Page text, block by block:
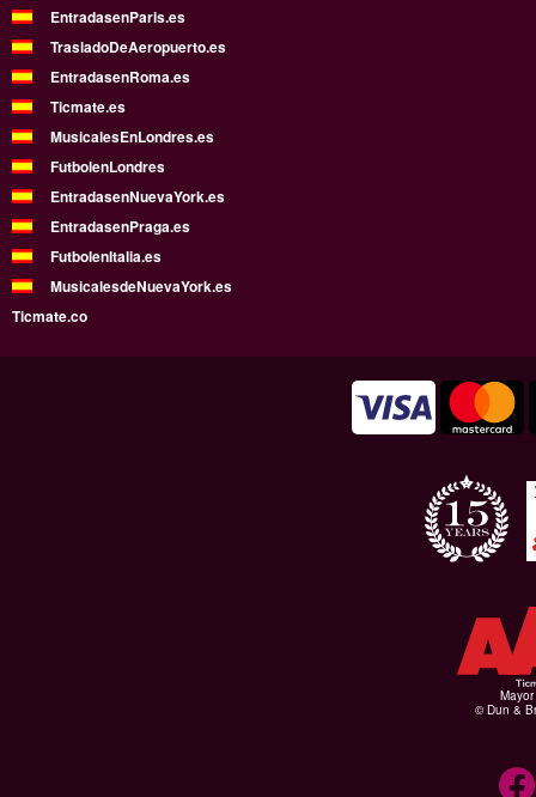
EntradasenParis.es
TrasladoDeAeropuerto.es
EntradasenRoma.es
Ticmate.es
MusicalesEnLondres.es
FutbolenLondres
EntradasenNuevaYork.es
EntradasenPraga.es
FutbolenItalia.es
MusicalesdeNuevaYork.es
Ticmate.co
© Dun &